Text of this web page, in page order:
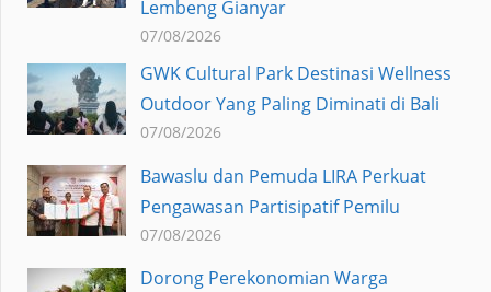
Lembeng Gianyar
07/08/2026
GWK Cultural Park Destinasi Wellness
Outdoor Yang Paling Diminati di Bali
07/08/2026
Bawaslu dan Pemuda LIRA Perkuat
Pengawasan Partisipatif Pemilu
07/08/2026
Dorong Perekonomian Warga